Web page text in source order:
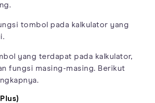
tombol pada kalkulator yang
yang terdapat pada kalkulator,
fungsi masing-masing. Berikut